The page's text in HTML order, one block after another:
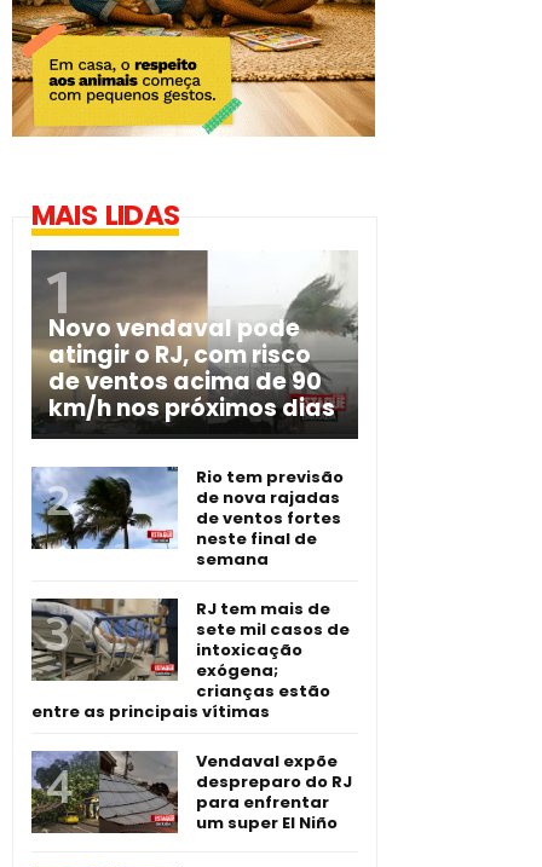
MAIS LIDAS
Novo vendaval pode
atingir o RJ, com risco
de ventos acima de 90
km/h nos próximos dias
Rio tem previsão
de nova rajadas
de ventos fortes
neste final de
semana
RJ tem mais de
sete mil casos de
intoxicação
exógena;
crianças estão
entre as principais vítimas
Vendaval expõe
despreparo do RJ
para enfrentar
um super El Niño